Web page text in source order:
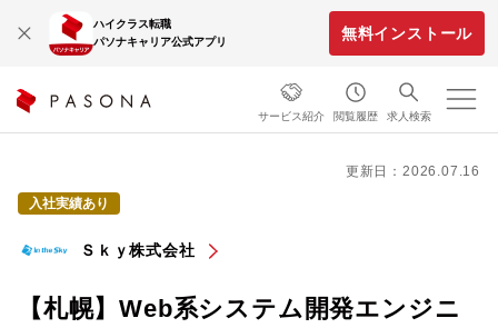
ハイクラス転職
パソナキャリア公式アプリ
無料インストール
サービス紹介 閲覧履歴 求人検索
更新日：2026.07.16
入社実績あり
Ｓｋｙ株式会社
【札幌】Web系システム開発エンジニ